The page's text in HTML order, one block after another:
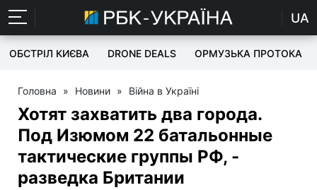
UA
ОБСТРІЛ КИЄВА DRONE DEALS ОРМУЗЬКА ПРОТОКА
Головна » Новини » Війна в Україні
Хотят захватить два города.
Под Изюмом 22 батальонные
тактические группы РФ, -
разведка Британии